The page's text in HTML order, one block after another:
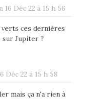
16 Déc 22 à 15 h 56
ces dernières
sur Jupiter ?
Déc 22 à 15 h 58
mais ça n'a rien à